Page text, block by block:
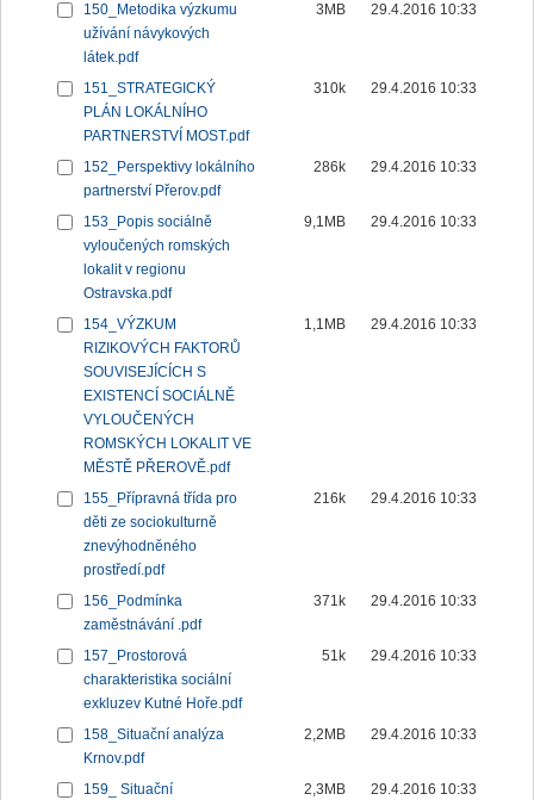
150_Metodika výzkumu
užívání návykových
látek.pdf
3MB 29.4.2016 10:33
151_STRATEGICKÝ
PLÁN LOKÁLNÍHO
PARTNERSTVÍ MOST.pdf
310k 29.4.2016 10:33
152_Perspektivy lokálního
partnerství Přerov.pdf
286k 29.4.2016 10:33
153_Popis sociálně
vyloučených romských
lokalit v regionu
Ostravska.pdf
9,1MB 29.4.2016 10:33
154_VÝZKUM
RIZIKOVÝCH FAKTORŮ
SOUVISEJÍCÍCH S
EXISTENCÍ SOCIÁLNĚ
VYLOUČENÝCH
ROMSKÝCH LOKALIT VE
MĚSTĚ PŘEROVĚ.pdf
1,1MB 29.4.2016 10:33
155_Přípravná třída pro
děti ze sociokulturně
znevýhodněného
prostředí.pdf
216k 29.4.2016 10:33
156_Podmínka
zaměstnávání .pdf
371k 29.4.2016 10:33
157_Prostorová
charakteristika sociální
exkluzev Kutné Hoře.pdf
51k 29.4.2016 10:33
158_Situační analýza
Krnov.pdf
2,2MB 29.4.2016 10:33
159_ Situační
2,3MB 29.4.2016 10:33